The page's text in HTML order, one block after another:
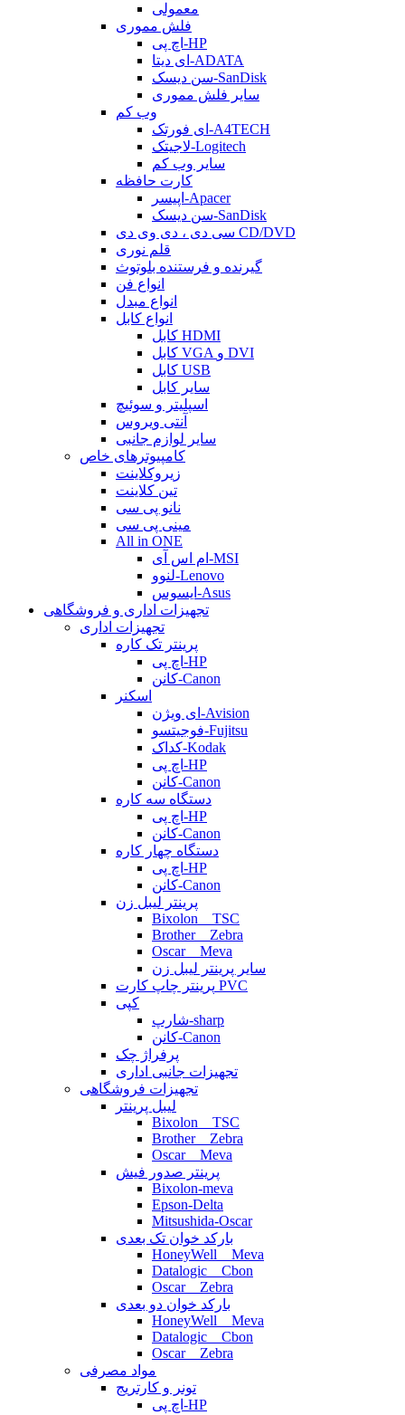
معمولی
فلش مموری
اچ پی-HP
ای دیتا-ADATA
سن دیسک-SanDisk
سایر فلش مموری
وب کم
ای فورتک-A4TECH
لاجیتک-Logitech
سایر وب کم
کارت حافظه
اپیسر-Apacer
سن دیسک-SanDisk
سی دی ، دی وی دی CD/DVD
قلم نوری
گیرنده و فرستنده بلوتوث
انواع فن
انواع مبدل
انواع کابل
کابل HDMI
کابل VGA و DVI
کابل USB
سایر کابل
اسپلیتر و سوئیچ
آنتی ویروس
سایر لوازم جانبی
کامپیوترهای خاص
زیروکلاینت
تین کلاینت
نانو پی سی
مینی پی سی
All in ONE
ام اس آی-MSI
لنوو-Lenovo
ایسوس-Asus
تجهیزات اداری و فروشگاهی
تجهیزات اداری
پرینتر تک کاره
اچ پی-HP
کانن-Canon
اسکنر
ای ویژن-Avision
فوجیتسو-Fujitsu
کداک-Kodak
اچ پی-HP
کانن-Canon
دستگاه سه کاره
اچ پی-HP
کانن-Canon
دستگاه چهار کاره
اچ پی-HP
کانن-Canon
پرینتر لیبل زن
Bixolon _ TSC
Brother _ Zebra
Oscar _ Meva
سایر پرینتر لیبل زن
پرینتر چاپ کارت PVC
کپی
شارپ-sharp
کانن-Canon
پرفراژ چک
تجهیزات جانبی اداری
تجهیزات فروشگاهی
لیبل پرینتر
Bixolon _ TSC
Brother _ Zebra
Oscar _ Meva
پرینتر صدور فیش
Bixolon-meva
Epson-Delta
Mitsushida-Oscar
بارکد خوان تک بعدی
HoneyWell _ Meva
Datalogic _ Cbon
Oscar _ Zebra
بارکد خوان دو بعدی
HoneyWell _ Meva
Datalogic _ Cbon
Oscar _ Zebra
مواد مصرفی
تونر و کارتریج
اچ پی-HP